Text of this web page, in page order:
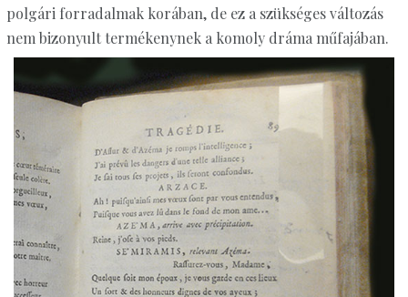
polgári forradalmak korában, de ez a szükséges változás
nem bizonyult termékenynek a komoly dráma műfajában.